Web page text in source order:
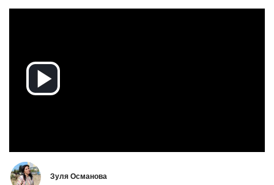
Воспроизвести
видео
Зуля Османова